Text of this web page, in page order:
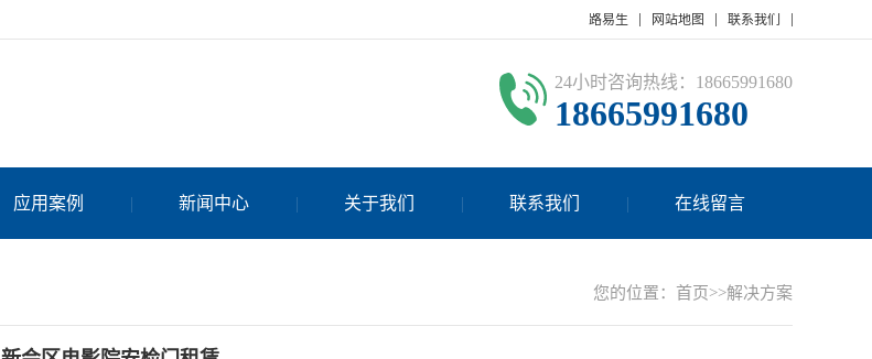
路易生 网站地图 联系我们
24小时咨询热线：18665991680
18665991680
应用案例 新闻中心 关于我们 联系我们 在线留言
您的位置： 首页>>解决方案